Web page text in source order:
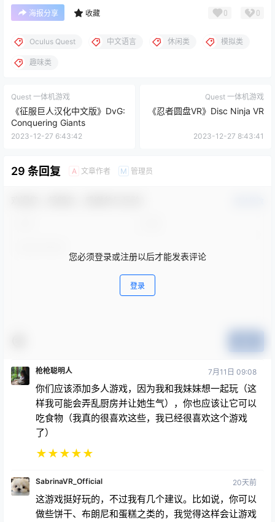
海报分享 收藏 0 0
Oculus Quest 中文语言 休闲类 模拟类
趣味类
Quest 一体机游戏
《征服巨人汉化中文版》DvG:
Conquering Giants
2023-12-27 6:43:42
Quest 一体机游戏
《忍者圆盘VR》Disc Ninja VR
2023-12-27 8:43:41
29 条回复 A 文章作者 M 管理员
您必须登录或注册以后才能发表评论
登录
枪枪聪明人 7月11日 09:08
你们应该添加多人游戏，因为我和我妹妹想一起玩（这
样我可能会弄乱厨房并让她生气），你也应该让它可以
吃食物（我真的很喜欢这些，我已经很喜欢这个游戏
了）
★★★★★
SabrinaVR_Official 20天前
这游戏挺好玩的，不过我有几个建议。比如说，你可以
做些饼干、布朗尼和蛋糕之类的，我觉得这样会让游戏